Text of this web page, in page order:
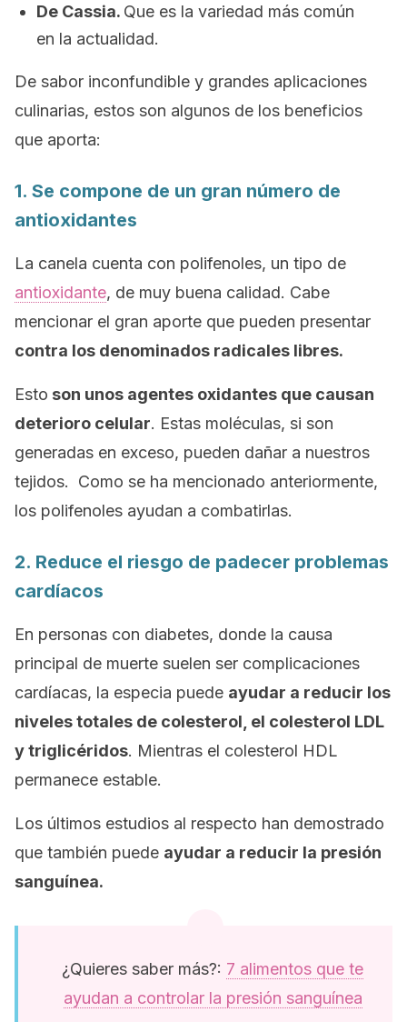
De Cassia. Que es la variedad más común
en la actualidad.
De sabor inconfundible y grandes aplicaciones
culinarias, estos son algunos de los beneficios
que aporta:
1. Se compone de un gran número de
antioxidantes
La canela cuenta con polifenoles, un tipo de
antioxidante, de muy buena calidad. Cabe
mencionar el gran aporte que pueden presentar
contra los denominados radicales libres.
Esto son unos agentes oxidantes que causan
deterioro celular. Estas moléculas, si son
generadas en exceso, pueden dañar a nuestros
tejidos. Como se ha mencionado anteriormente,
los polifenoles ayudan a combatirlas.
2. Reduce el riesgo de padecer problemas
cardíacos
En personas con diabetes, donde la causa
principal de muerte suelen ser complicaciones
cardíacas, la especia puede ayudar a reducir los
niveles totales de colesterol, el colesterol LDL
y triglicéridos. Mientras el colesterol HDL
permanece estable.
Los últimos estudios al respecto han demostrado
que también puede ayudar a reducir la presión
sanguínea.
¿Quieres saber más?: 7 alimentos que te
ayudan a controlar la presión sanguínea